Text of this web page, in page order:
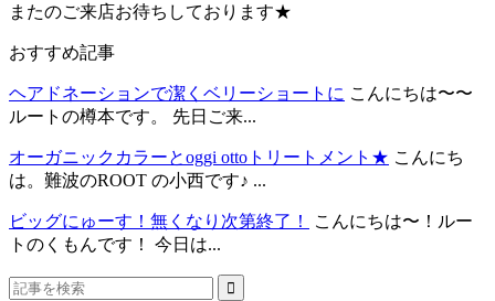
またのご来店お待ちしております★
おすすめ記事
ヘアドネーションで潔くベリーショートに こんにちは〜〜
ルートの樽本です。 先日ご来...
オーガニックカラーとoggi ottoトリートメント★ こんにち
は。難波のROOT の小西です♪ ...
ビッグにゅーす！無くなり次第終了！
こんにちは〜！ルー
トのくもんです！ 今日は...